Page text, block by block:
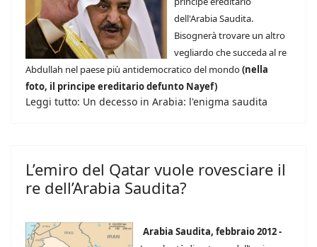
dell'Arabia Saudita.
Bisognerà trovare un altro
vegliardo che succeda al re
Abdullah nel paese più antidemocratico del mondo(nella
foto, il principe ereditario defunto Nayef)
Leggi tutto: Un decesso in Arabia: l'enigma saudita
L’emiro del Qatar vuole rovesciare il
re dell’Arabia Saudita?
Arabia Saudita, febbraio 2012 -